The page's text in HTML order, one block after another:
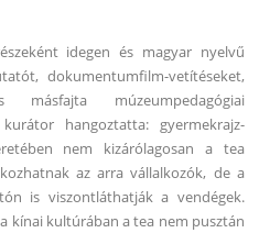
idegen és magyar nyelvű
dokumentumfilm-vetítéseket,
másfajta múzeumpedagógiai
hangoztatta: gyermekrajz-
nem kizárólagosan a tea
az arra vállalkozók, de a
is viszontláthatják a vendégek.
kínai kultúrában a tea nem pusztán